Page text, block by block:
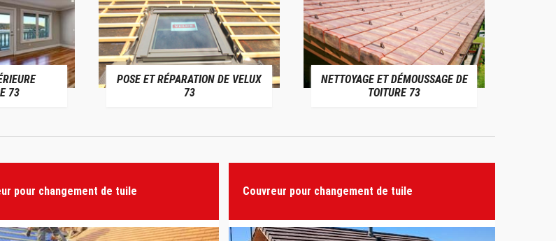
73
POSE ET RÉPARATION DE VELUX
73
NETTOYAGE ET DÉMOUSSAGE DE
TOITURE 73
pour changement de tuile Couvreur pour changement de tuile